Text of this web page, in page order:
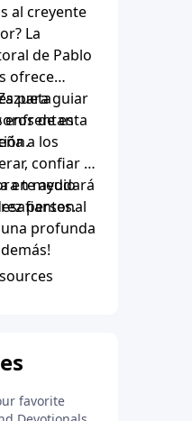
al creyente
La
de Pablo
ofrece
para guiar
enfrentan
de esta
a los
confiar y
en medio
te ayudará
personal
profunda